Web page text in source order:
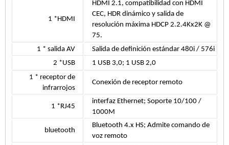
1 *HDMI
HDMI 2.1, compatibilidad con HDMI
CEC, HDR dinámico y salida de
resolución máxima HDCP 2.2.4Kx2K @
75.
1 * salida AV
Salida de definición estándar 480i / 576i
2 *USB
1 USB 3,0; 1 USB 2,0
1 * receptor de
infrarrojos
Conexión de receptor remoto
1 *RJ45
interfaz Ethernet; Soporte 10/100 /
1000M
bluetooth
Bluetooth 4.x HS; Admite comando de
voz remoto